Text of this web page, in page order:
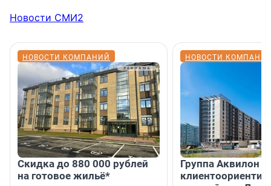
Новости СМИ2
НОВОСТИ КОМПАНИЙ
Скидка до 880 000 рублей
на готовое жильё*
НОВОСТИ
Группа Аквилон